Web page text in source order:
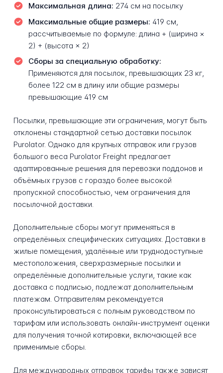
Максимальная длина: 274 см на посылку
Максимальные общие размеры: 419 см,
рассчитываемые по формуле: длина + (ширина ×
2) + (высота × 2)
Сборы за специальную обработку:
Применяются для посылок, превышающих 23 кг,
более 122 см в длину или общие размеры
превышающие 419 см
Посылки, превышающие эти ограничения, могут быть
отклонены стандартной сетью доставки посылок
Purolator. Однако для крупных отправок или грузов
большого веса Purolator Freight предлагает
адаптированные решения для перевозки поддонов и
объёмных грузов с гораздо более высокой
пропускной способностью, чем ограничения для
посылочной доставки.
Дополнительные сборы могут применяться в
определённых специфических ситуациях. Доставки в
жилые помещения, удалённые или труднодоступные
местоположения, сверхразмерные посылки и
определённые дополнительные услуги, такие как
доставка с подписью, подлежат дополнительным
платежам. Отправителям рекомендуется
проконсультироваться с полным руководством по
тарифам или использовать онлайн-инструмент оценки
для получения точной котировки, включающей все
применимые сборы.
Для международных отправок тарифы также зависят